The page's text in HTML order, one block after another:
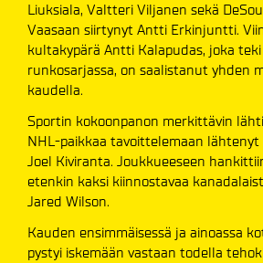
Liuksiala, Valtteri Viljanen sekä
Vaasaan siirtynyt Antti Erkinjuntti.
kultakypärä Antti Kalapudas, joka
runkosarjassa, on saalistanut yhden
kaudella.
Sportin kokoonpanon merkittävin
NHL-paikkaa tavoittelemaan
Joel Kiviranta. Joukkueeseen
etenkin kaksi kiinnostavaa
Jared Wilson.
Kauden ensimmäisessä ja ainoassa
pystyi iskemään vastaan todella